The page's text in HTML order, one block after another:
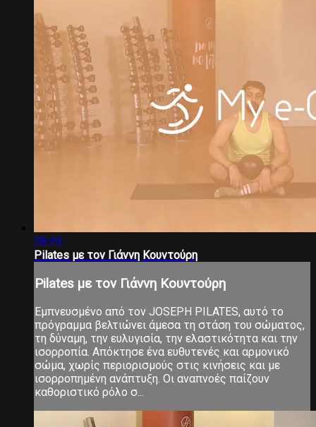
28:29
Pilates με τον Γιάννη Κουντούρη
Pilates με τον Γιάννη Κουντούρη
Εμπνευσμένο από τον JOSEPH PILATES, αυτό το
πρόγραμμα βελτιώνει άμεσα τη στάση του σώματος,
τη δύναμη, την ευλυγισία, την ελαστικότητα και την
ισορροπία. Απόκτησε ένα ευθυτενές και αρμονικό
σώμα, χωρίς περιορισμούς στις κινήσεις και με
ισορροπημένη ανάπτυξη. Οι αναπνοές παίζουν
καθοριστικό ρόλο σ...